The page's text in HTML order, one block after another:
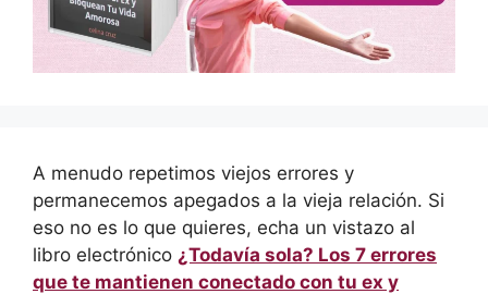
A menudo repetimos viejos errores y
permanecemos apegados a la vieja relación. Si
eso no es lo que quieres, echa un vistazo al
libro electrónico ¿Todavía sola? Los 7 errores
que te mantienen conectado con tu ex y